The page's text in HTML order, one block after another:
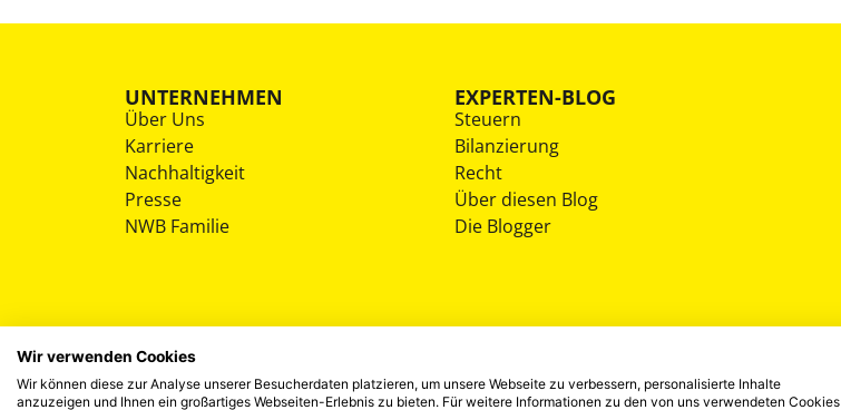
UNTERNEHMEN
Über Uns
Karriere
Nachhaltigkeit
Presse
NWB Familie
EXPERTEN-BLOG
Steuern
Bilanzierung
Recht
Über diesen Blog
Die Blogger
Wir verwenden Cookies
Wir können diese zur Analyse unserer Besucherdaten platzieren, um unsere Webseite zu verbessern, personalisierte Inhalte
anzuzeigen und Ihnen ein großartiges Webseiten-Erlebnis zu bieten. Für weitere Informationen zu den von uns verwendeten Cookies